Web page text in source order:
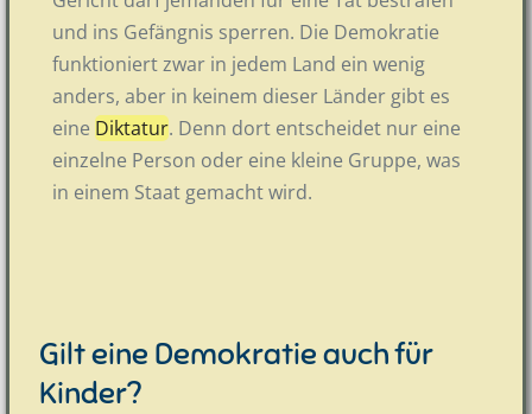
und ins Gefängnis sperren. Die Demokratie
funktioniert zwar in jedem Land ein wenig
anders, aber in keinem dieser Länder gibt es
eine Diktatur. Denn dort entscheidet nur eine
einzelne Person oder eine kleine Gruppe, was
in einem Staat gemacht wird.
Gilt eine Demokratie auch für
Kinder?